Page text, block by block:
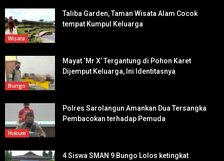
Wisata
Taliba Garden, Taman Wisata Alam Cocok
tempat Kumpul Keluarga
Bungo
Mayat ‘Mr X’ Tergantung di Pohon Karet
Dijemput Keluarga, Ini Identitasnya
Hukum
Polres Sarolangun Amankan Dua Tersangka
Pembacokan terhadap Pemuda
4 Siswa SMAN 9 Bungo Lolos ketingkat